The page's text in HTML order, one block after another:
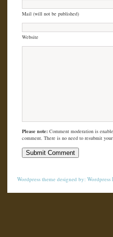
Mail (will not be published)
Website
Please note: Comment moderation is
comment. There is no need to resubmit
Wordpress theme designed by: Wordpress